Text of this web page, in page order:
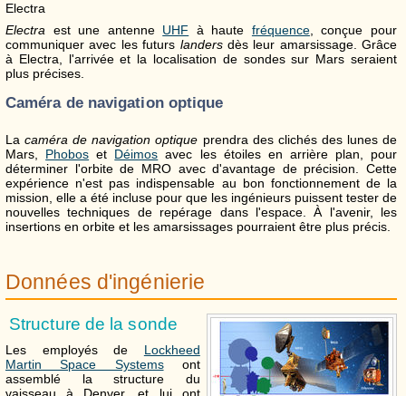
Electra
Electra est une antenne UHF à haute fréquence, conçue pour
communiquer avec les futurs landersdès leur amarsissage. Grâce
à Electra, l'arrivée et la localisation de sondes sur Mars seraient
plus précises.
Caméra de navigation optique
Lacaméra de navigation optique prendra des clichés des lunes de
Mars, Phobos et Déimos avec les étoiles en arrière plan, pour
déterminer l'orbite de MRO avec d'avantage de précision. Cette
expérience n'est pas indispensable au bon fonctionnement de la
mission, elle a été incluse pour que les ingénieurs puissent tester de
nouvelles techniques de repérage dans l'espace. À l'avenir, les
insertions en orbite et les amarsissages pourraient être plus précis.
Données d'ingénierie
Structure de la sonde
Les employés de Lockheed
Martin Space Systemsont
assemblé la structure du
vaisseau à Denver, et lui ont